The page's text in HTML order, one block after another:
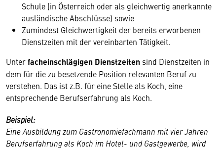
Schule (in Österreich oder als gleichwertig anerkannte
ausländische Abschlüsse) sowie
Zumindest Gleichwertigkeit der bereits erworbenen
Dienstzeiten mit der vereinbarten Tätigkeit.
Unterfacheinschlägigen Dienstzeiten sind Dienstzeiten in
dem für die zu besetzende Position relevanten Beruf zu
verstehen. Das ist z.B. für eine Stelle als Koch, eine
entsprechende Berufserfahrung als Koch.
Beispiel:
Eine Ausbildung zum Gastronomiefachmann mit vier Jahren
Berufserfahrung als Koch im Hotel- und Gastgewerbe, wird